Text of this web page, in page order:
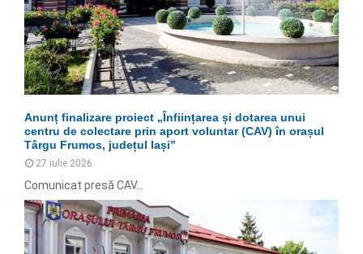
Anunț finalizare proiect „Înființarea și dotarea unui
centru de colectare prin aport voluntar (CAV) în orașul
Târgu Frumos, județul Iași”
27 iulie 2026
Comunicat presă CAV...